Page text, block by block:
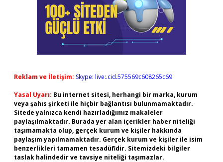
Reklam ve İletişim: Skype: live:.cid.575569c608265c69
Yasal Uyarı: Bu internet sitesi, herhangi bir marka, kurum
veya şahıs şirketi ile hiçbir bağlantısı bulunmamaktadır.
Sitede yalnızca kendi hazırladığımız makaleler
paylaşılmaktadır. Burada yer alan içerikler haber niteliği
taşımamakta olup, gerçek kurum ve kişiler hakkında
paylaşım yapılmamaktadır. Gerçek kurum ve kişiler ile isim
benzerlikleri tamamen tesadüfidir. Sitemizdeki bilgiler
taslak halindedir ve tavsiye niteliği taşımazlar.